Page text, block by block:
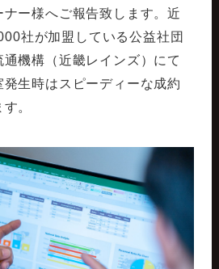
ナー様へご報告致します。近
社が加盟している公益社団
機構（近畿レインズ）にて
生時はスピーディーな成約
。